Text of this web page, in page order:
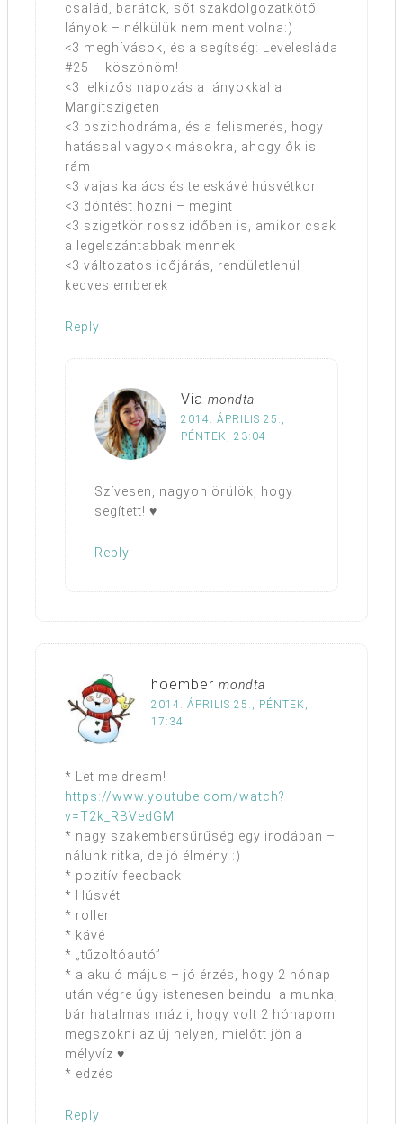
család, barátok, sőt szakdolgozatkötő
lányok – nélkülük nem ment volna:)
<3 meghívások, és a segítség: Levelesláda
#25 – köszönöm!
<3 lelkizős napozás a lányokkal a
Margitszigeten
<3 pszichodráma, és a felismerés, hogy
hatással vagyok másokra, ahogy ők is
rám
<3 vajas kalács és tejeskávé húsvétkor
<3 döntést hozni – megint
<3 szigetkör rossz időben is, amikor csak
a legelszántabbak mennek
<3 változatos időjárás, rendületlenül
kedves emberek
Reply
Via mondta
2014. ÁPRILIS 25.,
PÉNTEK, 23:04
Szívesen, nagyon örülök, hogy
segített! ♥
Reply
hoember mondta
2014. ÁPRILIS 25., PÉNTEK,
17:34
* Let me dream!
https://www.youtube.com/watch?
v=T2k_RBVedGM
* nagy szakembersűrűség egy irodában –
nálunk ritka, de jó élmény :)
* pozitív feedback
* Húsvét
* roller
* kávé
* „tűzoltóautó”
* alakuló május – jó érzés, hogy 2 hónap
után végre úgy istenesen beindul a munka,
bár hatalmas mázli, hogy volt 2 hónapom
megszokni az új helyen, mielőtt jön a
mélyvíz ♥
* edzés
Reply